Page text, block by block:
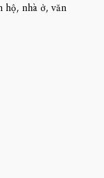
hộ, nhà ở, văn